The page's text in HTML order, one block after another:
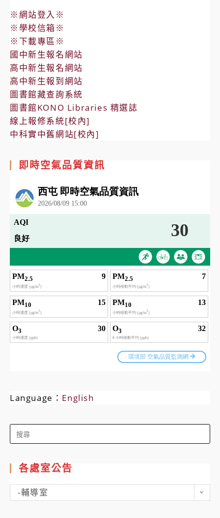
※網站登入※
※學校信箱※
※下載專區※
國中新生報名網站
高中新生報名網站
高中新生報到網站
圖書館藏查詢系統
圖書館KONO Libraries 精選誌
線上報修系統[校內]
中科實中舊網站[校內]
即時空氣品質資訊
Language： English
Search
for:
各處室公告
各
處
-輔導室